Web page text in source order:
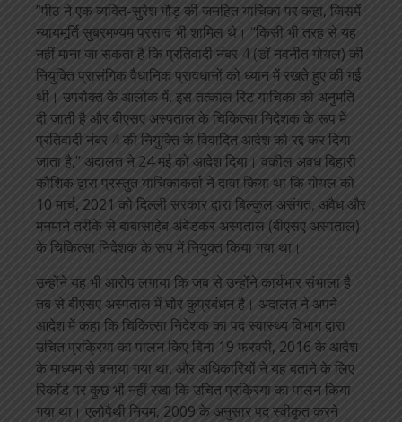
”पीठ ने एक व्यक्ति-सुरेश गौड़ की जनहित याचिका पर कहा, जिसमें
न्यायमूर्ति सुब्रमण्यम प्रसाद भी शामिल थे। “किसी भी तरह से यह
नहीं माना जा सकता है कि प्रतिवादी नंबर 4 (डॉ नवनीत गोयल) की
नियुक्ति प्रासंगिक वैधानिक प्रावधानों को ध्यान में रखते हुए की गई
थी। उपरोक्त के आलोक में, इस तत्काल रिट याचिका को अनुमति
दी जाती है और बीएसए अस्पताल के चिकित्सा निदेशक के रूप में
प्रतिवादी नंबर 4 की नियुक्ति के विवादित आदेश को रद्द कर दिया
जाता है,” अदालत ने 24 मई को आदेश दिया। वकील अवध बिहारी
कौशिक द्वारा प्रस्तुत याचिकाकर्ता ने दावा किया था कि गोयल को
10 मार्च, 2021 को दिल्ली सरकार द्वारा बिल्कुल असंगत, अवैध और
मनमाने तरीके से बाबासाहेब अंबेडकर अस्पताल (बीएसए अस्पताल)
के चिकित्सा निदेशक के रूप में नियुक्त किया गया था।
उन्होंने यह भी आरोप लगाया कि जब से उन्होंने कार्यभार संभाला है
तब से बीएसए अस्पताल में घोर कुप्रबंधन है। अदालत ने अपने
आदेश में कहा कि चिकित्सा निदेशक का पद स्वास्थ्य विभाग द्वारा
उचित प्रक्रिया का पालन किए बिना 19 फरवरी, 2016 के आदेश
के माध्यम से बनाया गया था, और अधिकारियों ने यह बताने के लिए
रिकॉर्ड पर कुछ भी नहीं रखा कि उचित प्रक्रिया का पालन किया
गया था। एलोपैथी नियम, 2009 के अनुसार पद स्वीकृत करने